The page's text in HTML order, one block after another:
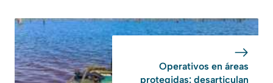
Operativos en áreas
protegidas: desarticulan